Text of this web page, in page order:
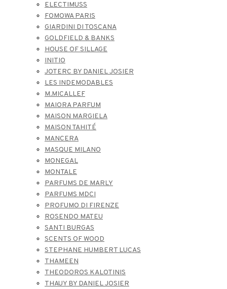
ELECTIMUSS
FOMOWA PARIS
GIARDINI DI TOSCANA
GOLDFIELD & BANKS
HOUSE OF SILLAGE
INITIO
JOTERC BY DANIEL JOSIER
LES INDEMODABLES
M.MICALLEF
MAIORA PARFUM
MAISON MARGIELA
MAISON TAHITÉ
MANCERA
MASQUE MILANO
MONEGAL
MONTALE
PARFUMS DE MARLY
PARFUMS MDCI
PROFUMO DI FIRENZE
ROSENDO MATEU
SANTI BURGAS
SCENTS OF WOOD
STEPHANE HUMBERT LUCAS
THAMEEN
THEODOROS KALOTINIS
THAUY BY DANIEL JOSIER